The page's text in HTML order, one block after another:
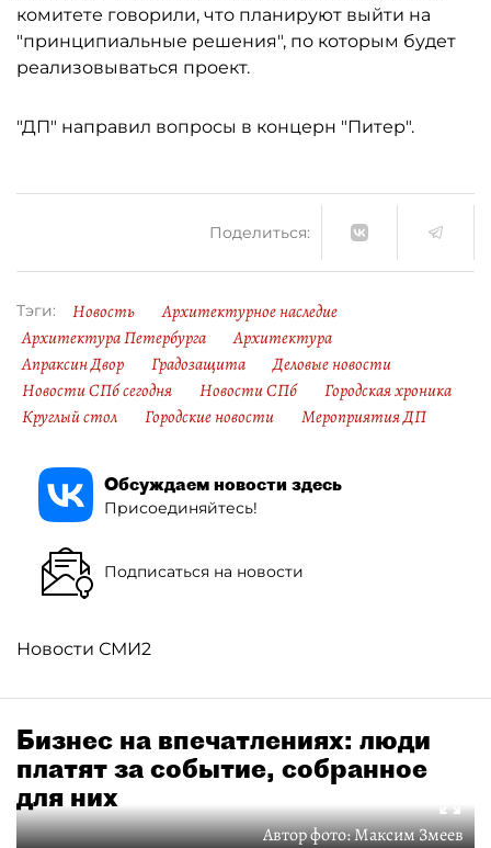
комитете говорили, что планируют выйти на
"принципиальные решения", по которым будет
реализовываться проект.
"ДП" направил вопросы в концерн "Питер".
Поделиться:
Тэги: Новость
Архитектурное наследие
Архитектура Петербурга
Архитектура
Апраксин Двор
Градозащита
Деловые новости
Новости СПб сегодня
Новости СПб
Городская хроника
Круглый стол
Городские новости Мероприятия ДП
Обсуждаем новости здесь
Присоединяйтесь!
Подписаться на новости
Новости СМИ2
Бизнес на впечатлениях: люди
платят за событие, собранное
для них
Автор фото:Максим Змеев